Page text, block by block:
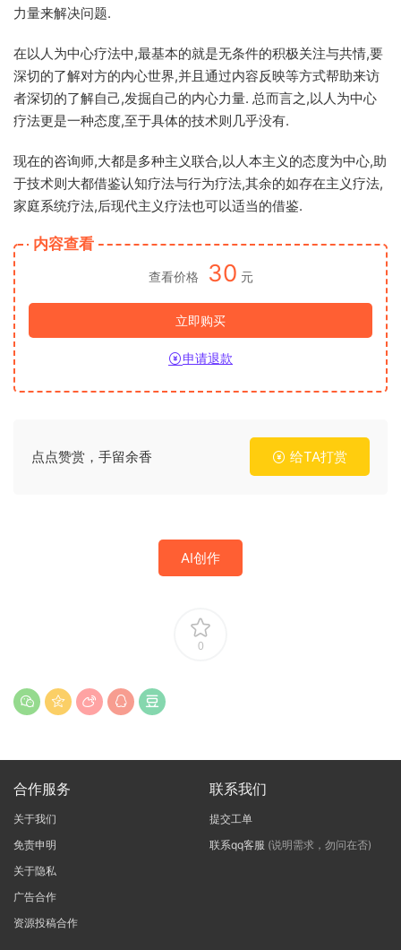
力量来解决问题.
在以人为中心疗法中,最基本的就是无条件的积极关注与共情,要
深切的了解对方的内心世界,并且通过内容反映等方式帮助来访
者深切的了解自己,发掘自己的内心力量. 总而言之,以人为中心
疗法更是一种态度,至于具体的技术则几乎没有.
现在的咨询师,大都是多种主义联合,以人本主义的态度为中心,助
于技术则大都借鉴认知疗法与行为疗法,其余的如存在主义疗法,
家庭系统疗法,后现代主义疗法也可以适当的借鉴.
内容查看
查看价格 30 元
立即购买
申请退款
点点赞赏，手留余香 给TA打赏
AI创作
0
合作服务
关于我们
免责申明
关于隐私
广告合作
资源投稿合作
联系我们
提交工单
联系qq客服 (说明需求，勿问在否)